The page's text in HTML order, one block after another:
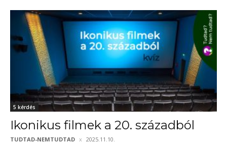
5 kérdés
Ikonikus filmek a 20. századból
TUDTAD-NEMTUDTAD 2025.11.10.